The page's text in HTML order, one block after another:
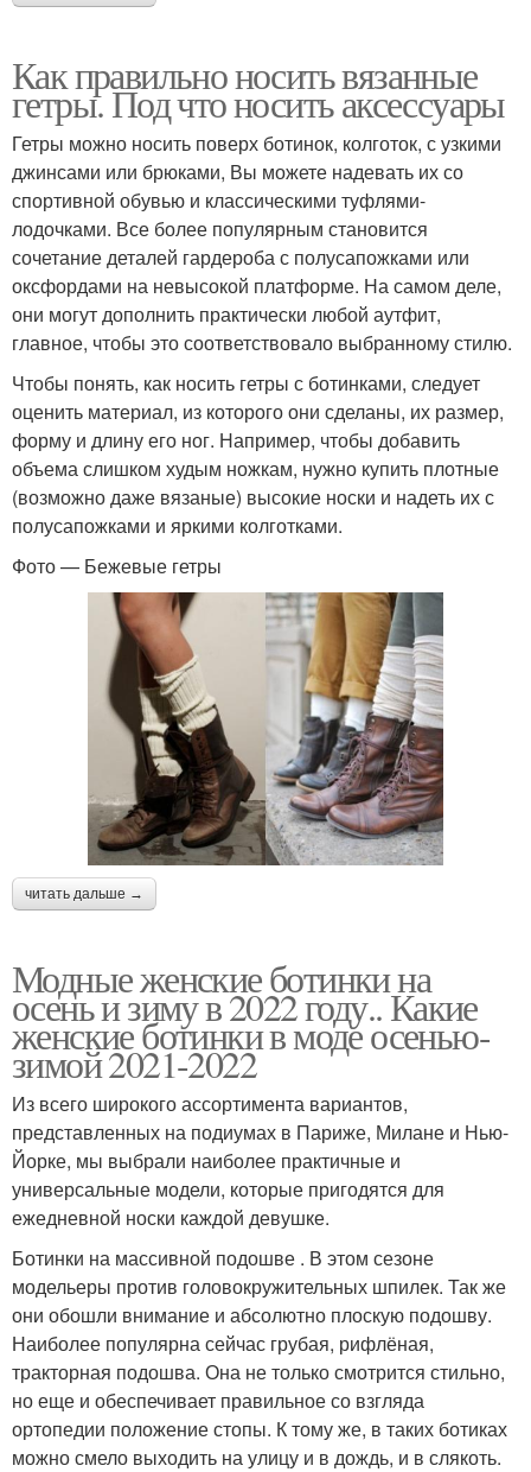
Как правильно носить вязанные
гетры. Под что носить аксессуары
Гетры можно носить поверх ботинок, колготок, с узкими
джинсами или брюками, Вы можете надевать их со
спортивной обувью и классическими туфлями-
лодочками. Все более популярным становится
сочетание деталей гардероба с полусапожками или
оксфордами на невысокой платформе. На самом деле,
они могут дополнить практически любой аутфит,
главное, чтобы это соответствовало выбранному стилю.
Чтобы понять, как носить гетры с ботинками, следует
оценить материал, из которого они сделаны, их размер,
форму и длину его ног. Например, чтобы добавить
объема слишком худым ножкам, нужно купить плотные
(возможно даже вязаные) высокие носки и надеть их с
полусапожками и яркими колготками.
Фото — Бежевые гетры
читать дальше →
Модные женские ботинки на
осень и зиму в 2022 году.. Какие
женские ботинки в моде осенью-
зимой 2021-2022
Из всего широкого ассортимента вариантов,
представленных на подиумах в Париже, Милане и Нью-
Йорке, мы выбрали наиболее практичные и
универсальные модели, которые пригодятся для
ежедневной носки каждой девушке.
Ботинки на массивной подошве . В этом сезоне
модельеры против головокружительных шпилек. Так же
они обошли внимание и абсолютно плоскую подошву.
Наиболее популярна сейчас грубая, рифлёная,
тракторная подошва. Она не только смотрится стильно,
но еще и обеспечивает правильное со взгляда
ортопедии положение стопы. К тому же, в таких ботиках
можно смело выходить на улицу и в дождь, и в слякоть.